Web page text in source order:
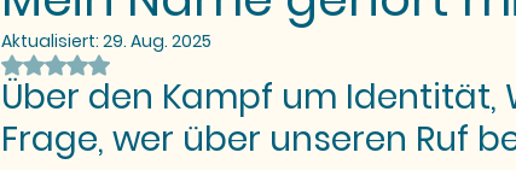
Aktualisiert: 29. Aug. 2025
Mit NaN von 5 Sternen bewertet.
Über den Kampf um
Frage, wer über unseren Ruf